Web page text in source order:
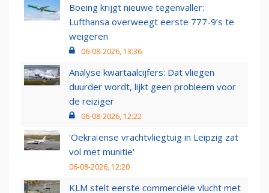
Boeing krijgt nieuwe tegenvaller:
Lufthansa overweegt eerste 777-9’s te
weigeren
06-08-2026, 13:36
Analyse kwartaalcijfers: Dat vliegen
duurder wordt, lijkt geen probleem voor
de reiziger
06-08-2026, 12:22
'Oekraïense vrachtvliegtuig in Leipzig zat
vol met munitie'
06-08-2026, 12:20
KLM stelt eerste commerciële vlucht met